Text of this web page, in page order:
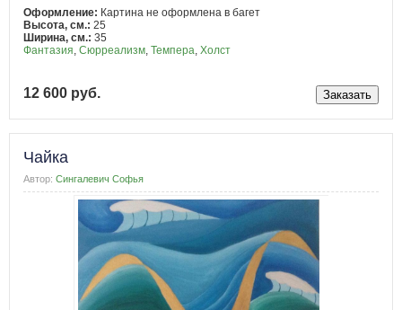
Оформление: Картина не оформлена в багет
Высота, см.: 25
Ширина, см.: 35
Фантазия, Сюрреализм, Темпера, Холст
12 600 руб.
Чайка
Автор: Сингалевич Софья